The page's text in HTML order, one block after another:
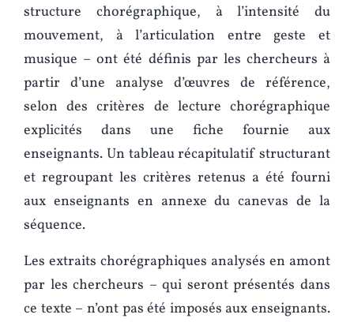
structure chorégraphique, à l’intensité du
mouvement, à l’articulation entre geste et
musique – ont été définis par les chercheurs à
partir d’une analyse d’œuvres de référence,
selon des critères de lecture chorégraphique
explicités dans une fiche fournie aux
enseignants. Un tableau récapitulatif structurant
et regroupant les critères retenus a été fourni
aux enseignants en annexe du canevas de la
séquence.
Les extraits chorégraphiques analysés en amont
par les chercheurs – qui seront présentés dans
ce texte – n’ont pas été imposés aux enseignants.